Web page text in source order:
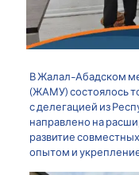
В Жалал-Абадском
(ЖАМУ) состоялось
с делегацией из
направлено на
развитие
опытом и